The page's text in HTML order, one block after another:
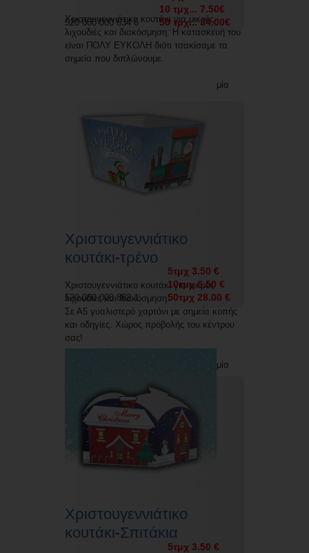
Χριστουγεννιάτικο κουτάκι για μικρές
λιχουδιές και διακόσμηση. Η κατασκευή του
είναι ΠΟΛΥ ΕΥΚΟΛΗ διότι τσακίσαμε τα
σημεία που διπλώνουμε.
Δυνατότητα εκτύπωσης με την επωνυμία
10 τμχ... 7.50€
50 τμχ... 34.00€
520 000 000 634 6
Χριστουγεννιάτικο
κουτάκι-τρένο
Χριστουγεννιάτικο κουτάκι για μικρές
λιχουδιές και διακόσμηση.
Σε Α5 γυαλιστερό χαρτόνι με σημεία κοπής
και οδηγίες. Χώρος προβολής του κέντρου
σας!
Δυνατότητα εκτύπωσης με την επωνυμία
5τμχ 3.50 €
10τμχ 6.50 €
50τμχ 28.00 €
520 000 000 882 1
Χριστουγεννιάτικο
κουτάκι-Σπιτάκια
5τμχ 3.50 €